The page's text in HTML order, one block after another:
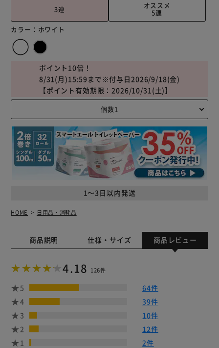
3連 オススメ
5連
カラー： ホワイト
1～3日以内発送
ポイント10倍！
8/31(月)15:59まで※付与日2026/9/18(金)
【ポイント有効期限：2026/10/31(土)】
HOME 日用品・消耗品
商品説明 仕様・サイズ 商品レビュー
4.18 126件
5
64件
4
39件
3
10件
2
12件
1
2件